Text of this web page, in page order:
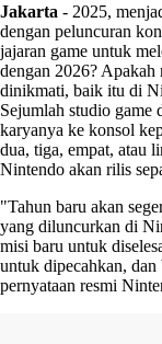
Jakarta - 2025,
dengan peluncuran
jajaran game untuk
dengan 2026? Apakah
dinikmati, baik itu di
Sejumlah studio game
karyanya ke konsol
dua, tiga, empat, atau
Nintendo akan rilis
"Tahun baru akan
yang diluncurkan di
misi baru untuk
untuk dipecahkan,
pernyataan resmi